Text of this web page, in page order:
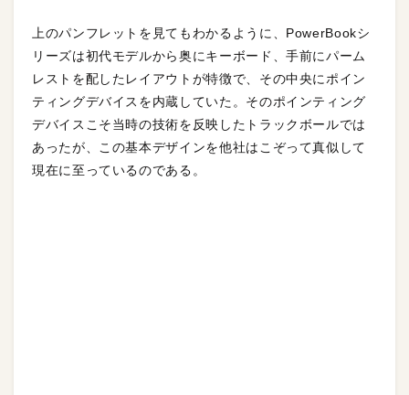
上のパンフレットを見てもわかるように、PowerBookシ
リーズは初代モデルから奥にキーボード、手前にパーム
レストを配したレイアウトが特徴で、その中央にポイン
ティングデバイスを内蔵していた。そのポインティング
デバイスこそ当時の技術を反映したトラックボールでは
あったが、この基本デザインを他社はこぞって真似して
現在に至っているのである。